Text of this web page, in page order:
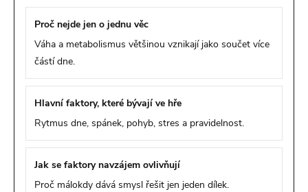
Proč nejde jen o jednu věc
Váha a metabolismus většinou vznikají jako součet více
částí dne.
Hlavní faktory, které bývají ve hře
Rytmus dne, spánek, pohyb, stres a pravidelnost.
Jak se faktory navzájem ovlivňují
Proč málokdy dává smysl řešit jen jeden dílek.